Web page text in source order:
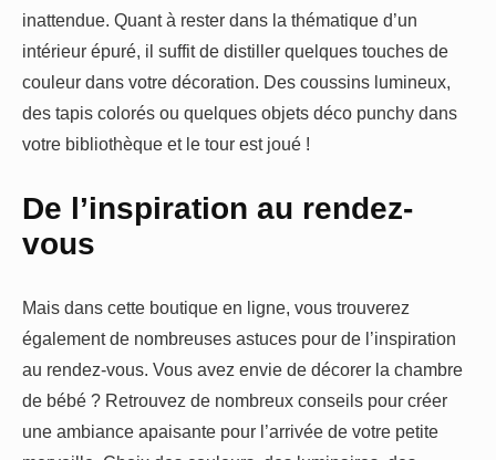
inattendue. Quant à rester dans la thématique d’un
intérieur épuré, il suffit de distiller quelques touches de
couleur dans votre décoration. Des coussins lumineux,
des tapis colorés ou quelques objets déco punchy dans
votre bibliothèque et le tour est joué !
De l’inspiration au rendez-
vous
Mais dans cette boutique en ligne, vous trouverez
également de nombreuses astuces pour de l’inspiration
au rendez-vous. Vous avez envie de décorer la chambre
de bébé ? Retrouvez de nombreux conseils pour créer
une ambiance apaisante pour l’arrivée de votre petite